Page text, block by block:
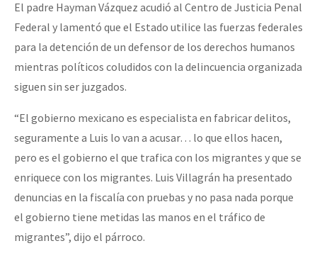
El padre Hayman Vázquez acudió al Centro de Justicia Penal
Federal y lamentó que el Estado utilice las fuerzas federales
para la detención de un defensor de los derechos humanos
mientras políticos coludidos con la delincuencia organizada
siguen sin ser juzgados.
“El gobierno mexicano es especialista en fabricar delitos,
seguramente a Luis lo van a acusar… lo que ellos hacen,
pero es el gobierno el que trafica con los migrantes y que se
enriquece con los migrantes. Luis Villagrán ha presentado
denuncias en la fiscalía con pruebas y no pasa nada porque
el gobierno tiene metidas las manos en el tráfico de
migrantes”, dijo el párroco.